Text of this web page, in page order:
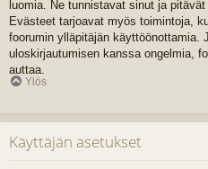
luomia. Ne tunnistavat sinut ja
Evästeet tarjoavat myös toimintoja,
foorumin ylläpitäjän käyttöönottamia.
uloskirjautumisen kanssa ongelmia,
auttaa.
Ylös
Käyttäjän asetukset